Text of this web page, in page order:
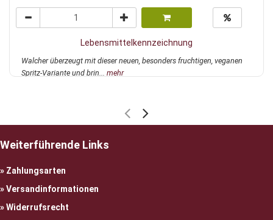
Lebensmittelkennzeichnung
Walcher überzeugt mit dieser neuen, besonders fruchtigen, veganen
Spritz-Variante und brin... mehr
Weiterführende Links
Zahlungsarten
Versandinformationen
Widerrufsrecht